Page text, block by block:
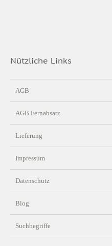
Nützliche Links
AGB
AGB Fernabsatz
Lieferung
Impressum
Datenschutz
Blog
Suchbegriffe